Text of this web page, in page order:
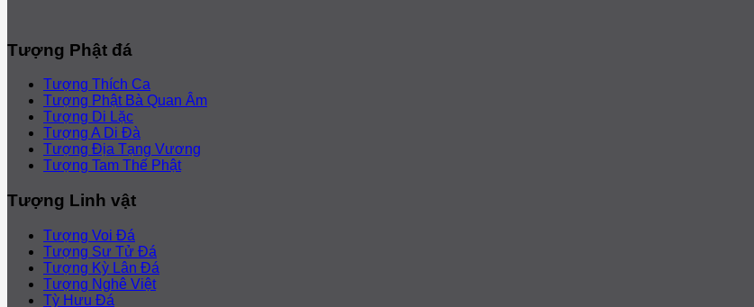
Tượng Phật đá
Tượng Thích Ca
Tượng Phật Bà Quan Âm
Tượng Di Lặc
Tượng A Di Đà
Tượng Địa Tạng Vương
Tượng Tam Thế Phật
Tượng Linh vật
Tượng Voi Đá
Tượng Sư Tử Đá
Tượng Kỳ Lân Đá
Tượng Nghê Việt
Tỳ Hưu Đá